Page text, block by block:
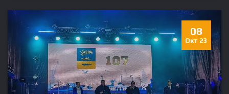
08
Окт 23